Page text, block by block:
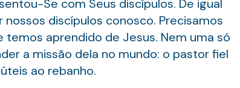
Se com Seus discípulos. De igual
discípulos conosco. Precisamos
aprendido de Jesus. Nem uma só
a missão dela no mundo: o pastor fiel
ao rebanho.